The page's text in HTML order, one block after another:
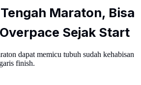
Maraton, Bisa
Sejak Start
dapat memicu tubuh sudah kehabisan
finish.